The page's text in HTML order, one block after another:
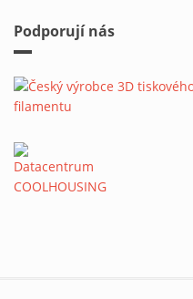
Podporují nás